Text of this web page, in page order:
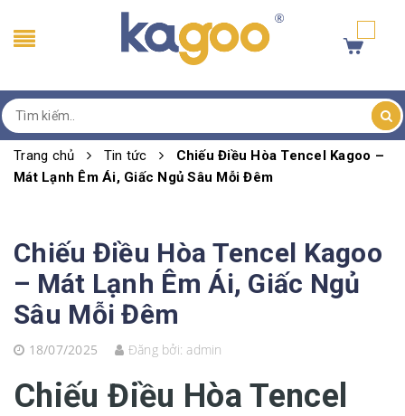
Trang chủ Tin tức
Chiếu Điều Hòa Tencel Kagoo –
Mát Lạnh Êm Ái, Giấc Ngủ Sâu Mỗi Đêm
Chiếu Điều Hòa Tencel Kagoo
– Mát Lạnh Êm Ái, Giấc Ngủ
Sâu Mỗi Đêm
18/07/2025 Đăng bởi: admin
Chiếu Điều Hòa Tencel